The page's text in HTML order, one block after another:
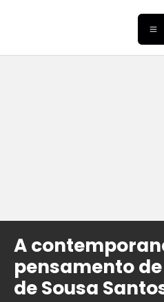
A
pensamento
de Sousa